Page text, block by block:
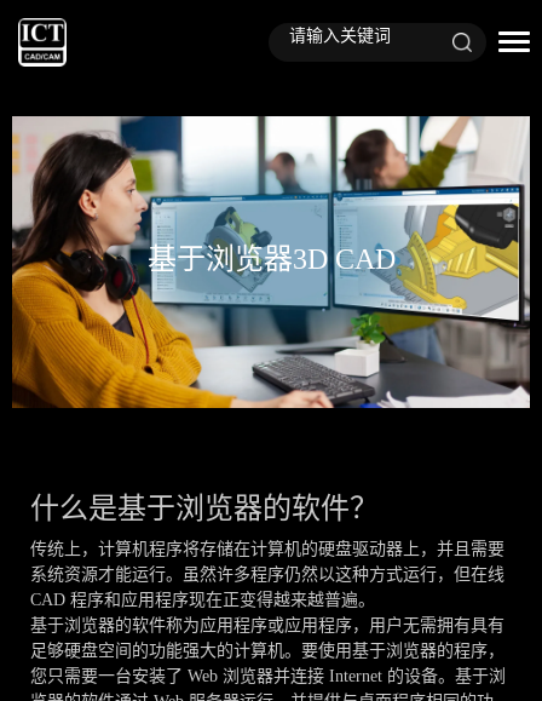
基于浏览器3D CAD
什么是基于浏览器的软件？
传统上，计算机程序将存储在计算机的硬盘驱动器上，并且需要
系统资源才能运行。虽然许多程序仍然以这种方式运行，但在线
CAD 程序和应用程序现在正变得越来越普遍。
基于浏览器的软件称为应用程序或应用程序，用户无需拥有具有
足够硬盘空间的功能强大的计算机。要使用基于浏览器的程序，
您只需要一台安装了 Web 浏览器并连接 Internet 的设备。基于浏